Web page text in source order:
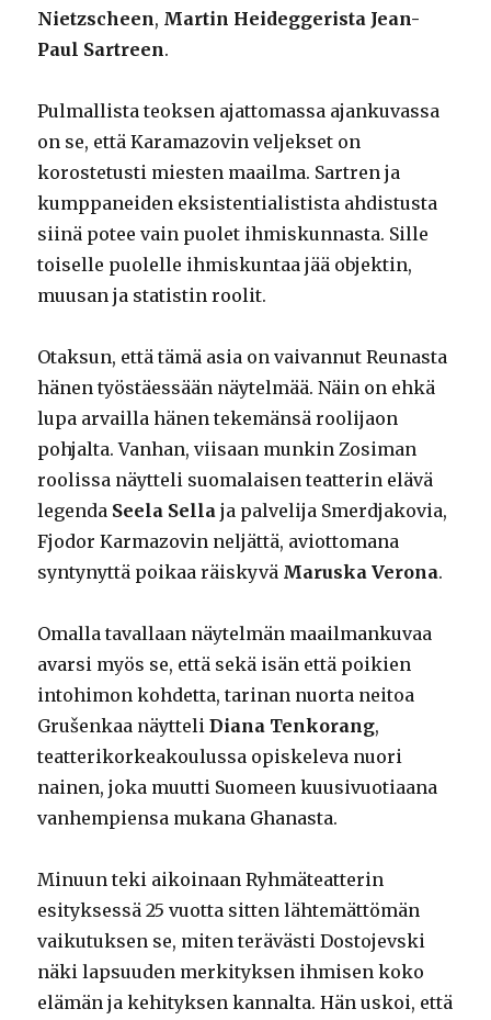
Nietzscheen, Martin Heideggerista Jean-
Paul Sartreen.
Pulmallista teoksen ajattomassa ajankuvassa
on se, että Karamazovin veljekset on
korostetusti miesten maailma. Sartren ja
kumppaneiden eksistentialistista ahdistusta
siinä potee vain puolet ihmiskunnasta. Sille
toiselle puolelle ihmiskuntaa jää objektin,
muusan ja statistin roolit.
Otaksun, että tämä asia on vaivannut Reunasta
hänen työstäessään näytelmää. Näin on ehkä
lupa arvailla hänen tekemänsä roolijaon
pohjalta. Vanhan, viisaan munkin Zosiman
roolissa näytteli suomalaisen teatterin elävä
legenda Seela Sella ja palvelija Smerdjakovia,
Fjodor Karmazovin neljättä, aviottomana
syntynyttä poikaa räiskyvä Maruska Verona.
Omalla tavallaan näytelmän maailmankuvaa
avarsi myös se, että sekä isän että poikien
intohimon kohdetta, tarinan nuorta neitoa
Grušenkaa näytteliDiana Tenkorang,
teatterikorkeakoulussa opiskeleva nuori
nainen, joka muutti Suomeen kuusivuotiaana
vanhempiensa mukana Ghanasta.
Minuun teki aikoinaan Ryhmäteatterin
esityksessä 25 vuotta sitten lähtemättömän
vaikutuksen se, miten terävästi Dostojevski
näki lapsuuden merkityksen ihmisen koko
elämän ja kehityksen kannalta. Hän uskoi, että